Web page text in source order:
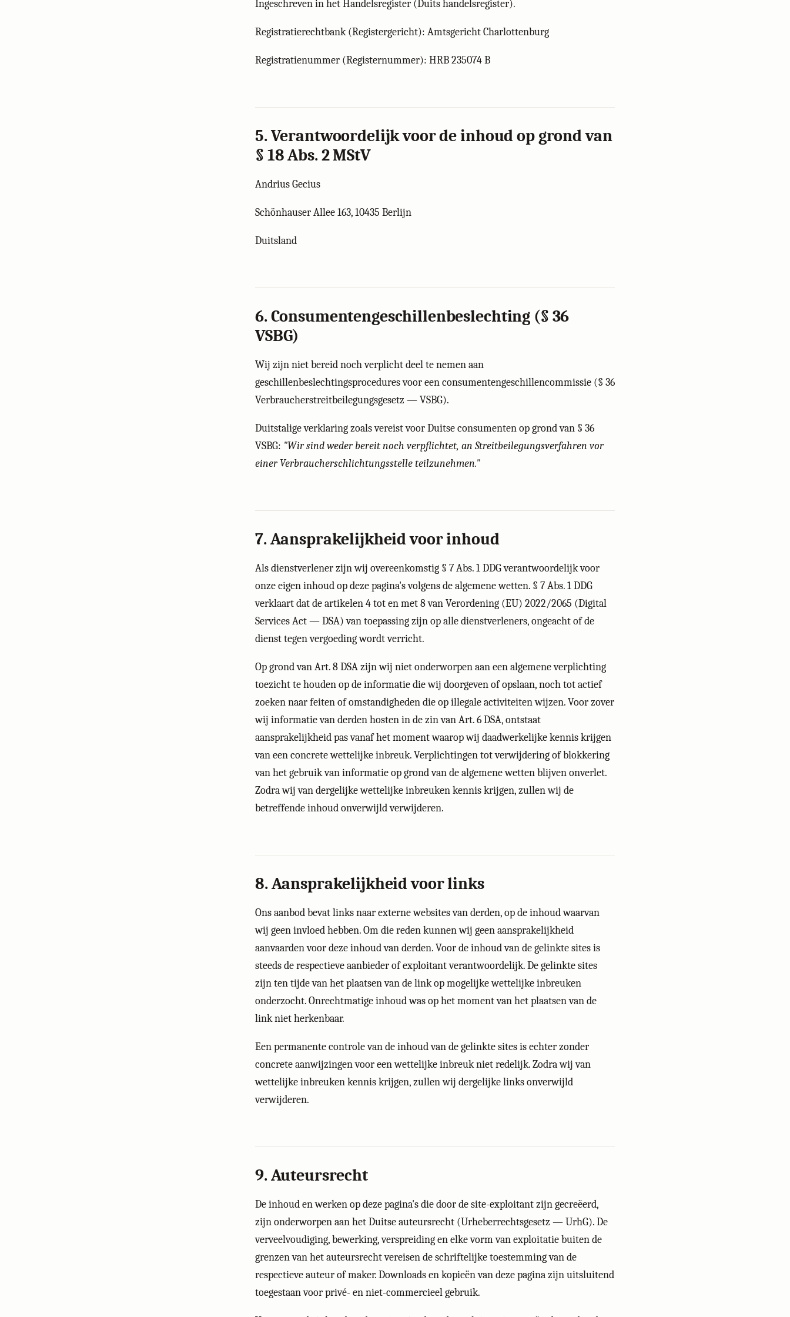
Ingeschreven in het Handelsregister (Duits handelsregister).
Registratierechtbank (Registergericht): Amtsgericht Charlottenburg
Registratienummer (Registernummer): HRB 235074 B
5. Verantwoordelijk voor de inhoud op grond van
§ 18 Abs. 2 MStV
Andrius Gecius
Schönhauser Allee 163, 10435 Berlijn
Duitsland
6. Consumentengeschillenbeslechting (§ 36
VSBG)
Wij zijn niet bereid noch verplicht deel te nemen aan
geschillenbeslechtingsprocedures voor een consumentengeschillencommissie (§ 36
Verbraucherstreitbeilegungsgesetz — VSBG).
Duitstalige verklaring zoals vereist voor Duitse consumenten op grond van § 36
VSBG: "Wir sind weder bereit noch verpflichtet, an Streitbeilegungsverfahren vor
einer Verbraucherschlichtungsstelle teilzunehmen."
7. Aansprakelijkheid voor inhoud
Als dienstverlener zijn wij overeenkomstig § 7 Abs. 1 DDG verantwoordelijk voor
onze eigen inhoud op deze pagina's volgens de algemene wetten. § 7 Abs. 1 DDG
verklaart dat de artikelen 4 tot en met 8 van Verordening (EU) 2022/2065 (Digital
Services Act — DSA) van toepassing zijn op alle dienstverleners, ongeacht of de
dienst tegen vergoeding wordt verricht.
Op grond van Art. 8 DSA zijn wij niet onderworpen aan een algemene verplichting
toezicht te houden op de informatie die wij doorgeven of opslaan, noch tot actief
zoeken naar feiten of omstandigheden die op illegale activiteiten wijzen. Voor zover
wij informatie van derden hosten in de zin van Art. 6 DSA, ontstaat
aansprakelijkheid pas vanaf het moment waarop wij daadwerkelijke kennis krijgen
van een concrete wettelijke inbreuk. Verplichtingen tot verwijdering of blokkering
van het gebruik van informatie op grond van de algemene wetten blijven onverlet.
Zodra wij van dergelijke wettelijke inbreuken kennis krijgen, zullen wij de
betreffende inhoud onverwijld verwijderen.
8. Aansprakelijkheid voor links
Ons aanbod bevat links naar externe websites van derden, op de inhoud waarvan
wij geen invloed hebben. Om die reden kunnen wij geen aansprakelijkheid
aanvaarden voor deze inhoud van derden. Voor de inhoud van de gelinkte sites is
steeds de respectieve aanbieder of exploitant verantwoordelijk. De gelinkte sites
zijn ten tijde van het plaatsen van de link op mogelijke wettelijke inbreuken
onderzocht. Onrechtmatige inhoud was op het moment van het plaatsen van de
link niet herkenbaar.
Een permanente controle van de inhoud van de gelinkte sites is echter zonder
concrete aanwijzingen voor een wettelijke inbreuk niet redelijk. Zodra wij van
wettelijke inbreuken kennis krijgen, zullen wij dergelijke links onverwijld
verwijderen.
9. Auteursrecht
De inhoud en werken op deze pagina's die door de site-exploitant zijn gecreëerd,
zijn onderworpen aan het Duitse auteursrecht (Urheberrechtsgesetz — UrhG). De
verveelvoudiging, bewerking, verspreiding en elke vorm van exploitatie buiten de
grenzen van het auteursrecht vereisen de schriftelijke toestemming van de
respectieve auteur of maker. Downloads en kopieën van deze pagina zijn uitsluitend
toegestaan voor privé- en niet-commercieel gebruik.